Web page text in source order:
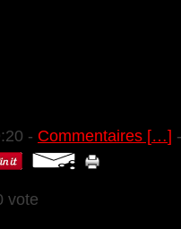
- Commentaires […]
vote